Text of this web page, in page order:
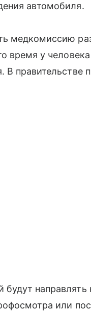
автомобиля.
медкомиссию
время у
В правительстве
направлять
или